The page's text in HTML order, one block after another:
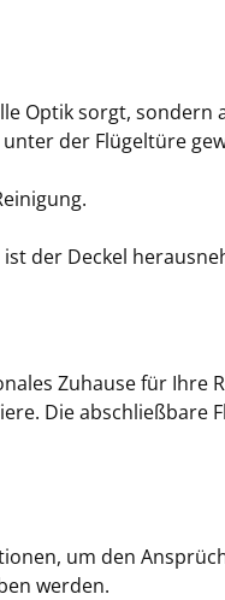
Optik sorgt, sondern
der Flügeltüre
der Deckel
Zuhause für Ihre
Die abschließbare
um den
werden.